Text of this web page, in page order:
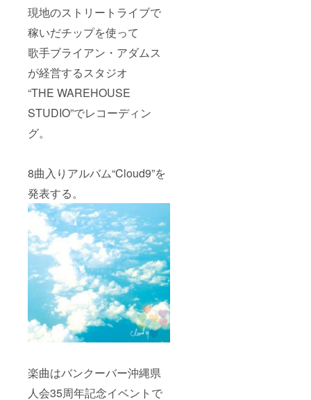
現地のストリートライブで
稼いだチップを使って
歌手ブライアン・アダムス
が経営するスタジオ
“THE WAREHOUSE
STUDIO”でレコーディン
グ。
8曲入りアルバム“Cloud9”を
発表する。
楽曲はバンクーバー沖縄県
人会35周年記念イベントで